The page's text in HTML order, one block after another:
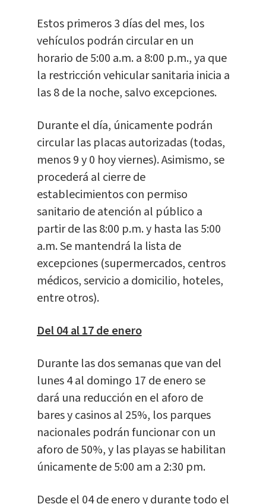
Estos primeros 3 días del mes, los
vehículos podrán circular en un
horario de 5:00 a.m. a 8:00 p.m., ya que
la restricción vehicular sanitaria inicia a
las 8 de la noche, salvo excepciones.
Durante el día, únicamente podrán
circular las placas autorizadas (todas,
menos 9 y 0 hoy viernes). Asimismo, se
procederá al cierre de
establecimientos con permiso
sanitario de atención al público a
partir de las 8:00 p.m. y hasta las 5:00
a.m. Se mantendrá la lista de
excepciones (supermercados, centros
médicos, servicio a domicilio, hoteles,
entre otros).
Del 04 al 17 de enero
Durante las dos semanas que van del
lunes 4 al domingo 17 de enero se
dará una reducción en el aforo de
bares y casinos al 25%, los parques
nacionales podrán funcionar con un
aforo de 50%, y las playas se habilitan
únicamente de 5:00 am a 2:30 pm.
Desde el 04 de enero y durante todo el